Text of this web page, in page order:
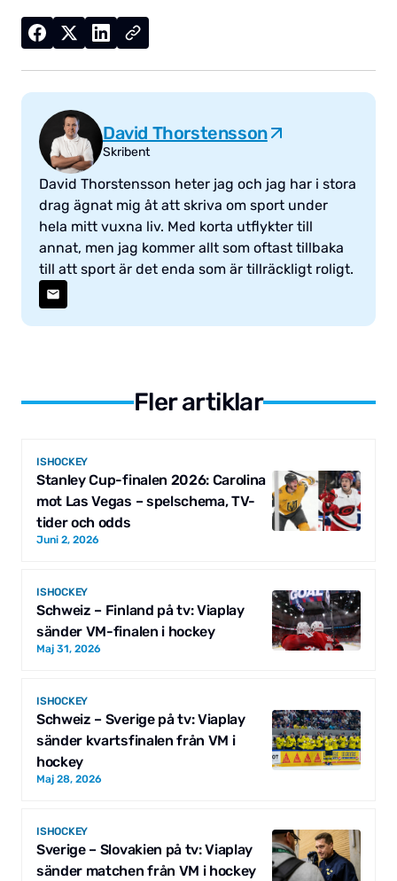
David Thorstensson
Skribent
David Thorstensson heter jag och jag har i stora
drag ägnat mig åt att skriva om sport under
hela mitt vuxna liv. Med korta utflykter till
annat, men jag kommer allt som oftast tillbaka
till att sport är det enda som är tillräckligt roligt.
Fler artiklar
ISHOCKEY
Stanley Cup-finalen 2026: Carolina
mot Las Vegas – spelschema, TV-
tider och odds
Juni 2, 2026
ISHOCKEY
Schweiz – Finland på tv: Viaplay
sänder VM-finalen i hockey
Maj 31, 2026
ISHOCKEY
Schweiz – Sverige på tv: Viaplay
sänder kvartsfinalen från VM i
hockey
Maj 28, 2026
ISHOCKEY
Sverige – Slovakien på tv: Viaplay
sänder matchen från VM i hockey